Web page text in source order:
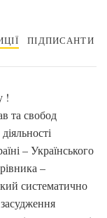
ПІДПИСАНТИ
!
та свобод
– Українського
–
систематично